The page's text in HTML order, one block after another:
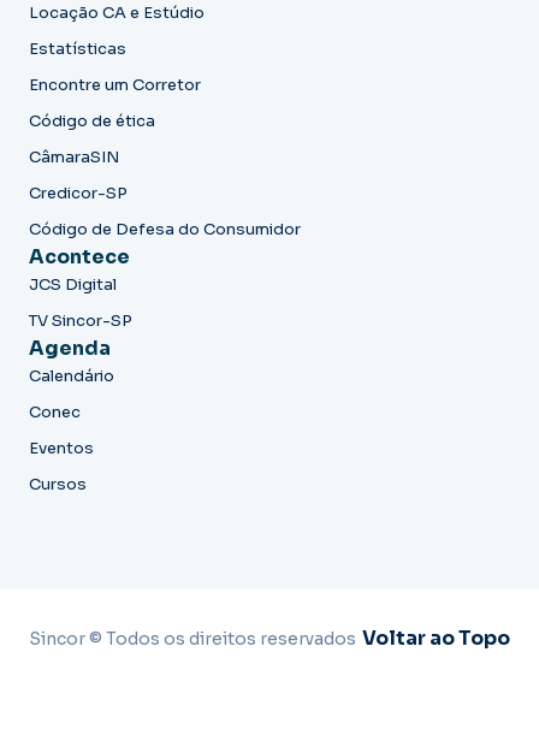
Locação CA e Estúdio
Estatísticas
Encontre um Corretor
Código de ética
CâmaraSIN
Credicor-SP
Código de Defesa do Consumidor
Acontece
JCS Digital
TV Sincor-SP
Agenda
Calendário
Conec
Eventos
Cursos
Sincor © Todos os direitos reservados Voltar ao Topo